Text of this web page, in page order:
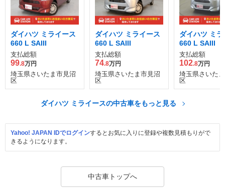
ダイハツ ミライース
660 L SAIII
支払総額
99.8万円
埼玉県さいたま市見沼
区
ダイハツ ミライース
660 L SAIII
支払総額
74.8万円
埼玉県さいたま市見沼
区
ダイハツ ミ
660 L SAIII
支払総額
102.8万円
埼玉県さいた
区
ダイハツ ミライースの中古車をもっと見る
Yahoo! JAPAN IDでログインするとお気に入りに登録や複数見積もりがで
きるようになります。
中古車トップへ